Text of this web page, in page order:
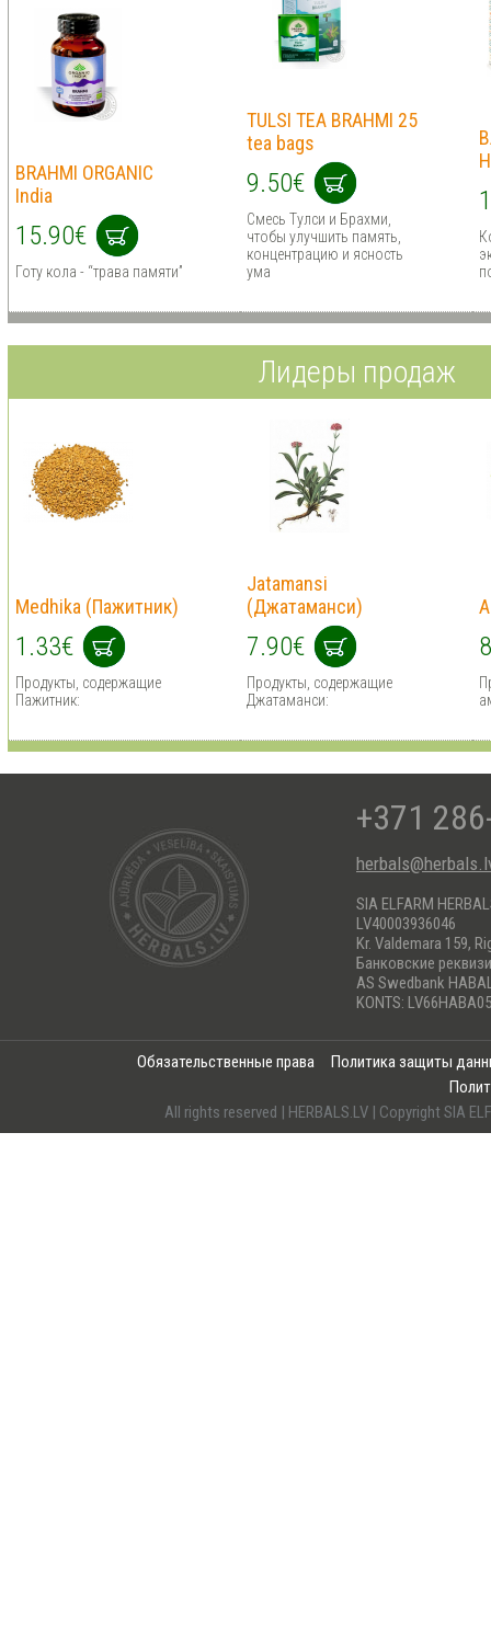
BRAHMI ORGANIC
India
15.90€
Готу кола - “трава памяти”
TULSI TEA BRAHMI 25
tea bags
9.50€
Смесь Тулси и Брахми,
чтобы улучшить память,
концентрацию и ясность
ума
Лидеры продаж
Medhika (Пажитник)
1.33€
Продукты, содержащие
Пажитник:
Jatamansi
(Джатаманси)
7.90€
Продукты, содержащие
Джатаманси:
+371
SIA ELFARM
LV40003936046
Kr. Valdemara 159,
Банковские
AS Swedbank
KONTS:
Обязательственные права
Политика защиты
All rights reserved | HERBALS.LV | Copyright SIA